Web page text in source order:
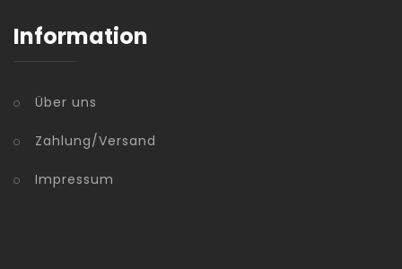
Information
Über uns
Zahlung/Versand
Impressum